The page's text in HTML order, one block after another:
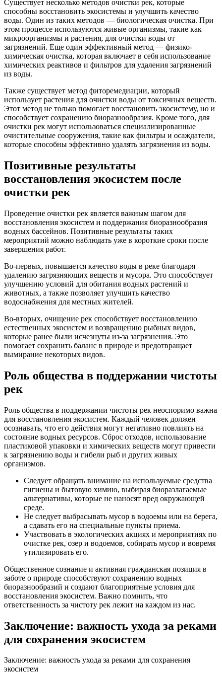
Существует несколько методов очистки рек, которые
способны восстановить экосистемы и улучшить качество
воды. Один из таких методов — биологическая очистка. При
этом процессе используются живые организмы, такие как
микроорганизмы и растения, для очистки воды от
загрязнений. Еще один эффективный метод — физико-
химическая очистка, которая включает в себя использование
химических реактивов и фильтров для удаления загрязнений
из воды.
Также существует метод фиторемедиации, который
использует растения для очистки воды от токсичных веществ.
Этот метод не только помогает восстановить экосистему, но и
способствует сохранению биоразнообразия. Кроме того, для
очистки рек могут использоваться специализированные
очистительные сооружения, такие как фильтры и осаждатели,
которые способны эффективно удалять загрязнения из воды.
Позитивные результаты
восстановления экосистем после
очистки рек
Проведение очистки рек является важным шагом для
восстановления экосистем и поддержания биоразнообразия
водных бассейнов. Позитивные результаты таких
мероприятий можно наблюдать уже в короткие сроки после
завершения работ.
Во-первых, повышается качество воды в реке благодаря
удалению загрязняющих веществ и мусора. Это способствует
улучшению условий для обитания водных растений и
животных, а также позволяет улучшить качество
водоснабжения для местных жителей.
Во-вторых, очищение рек способствует восстановлению
естественных экосистем и возвращению рыбных видов,
которые ранее были исчезнуты из-за загрязнения. Это
помогает сохранить баланс в природе и предотвращает
вымирание некоторых видов.
Роль общества в поддержании чистоты
рек
Роль общества в поддержании чистоты рек неоспоримо важна
для восстановления экосистем. Каждый человек должен
осознавать, что его действия могут негативно повлиять на
состояние водных ресурсов. Сброс отходов, использование
пластиковой упаковки и химических веществ могут привести
к загрязнению воды и гибели рыб и других живых
организмов.
Следует обращать внимание на используемые средства
гигиены и бытовую химию, выбирая биоразлагаемые
альтернативы, которые не наносят вред окружающей
среде.
Не следует выбрасывать мусор в водоемы или на берега,
а сдавать его на специальные пункты приема.
Участвовать в экологических акциях и мероприятиях по
очистке рек, озер и водоемов, собирать мусор и вовремя
утилизировать его.
Общественное сознание и активная гражданская позиция в
заботе о природе способствуют сохранению водных
биоразнообразий и создают благоприятные условия для
восстановления экосистем. Важно помнить, что
ответственность за чистоту рек лежит на каждом из нас.
Заключение: важность ухода за реками
для сохранения экосистем
Заключение: важность ухода за реками для сохранения
экосистем